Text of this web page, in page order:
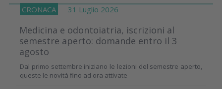
CRONACA 31 Luglio 2026
Medicina e odontoiatria, iscrizioni al
semestre aperto: domande entro il 3
agosto
Dal primo settembre iniziano le lezioni del semestre aperto,
queste le novità fino ad ora attivate